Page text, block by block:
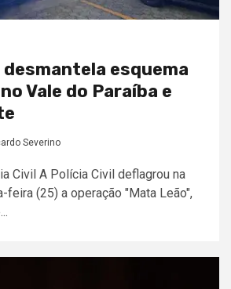
desmantela esquema
Vale do Paraíba e
Severino
Civil A Polícia Civil deflagrou na
feira (25) a operação "Mata Leão",